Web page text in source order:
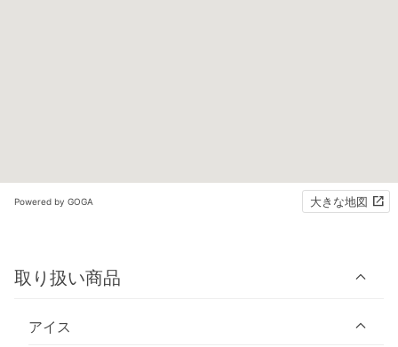
Powered by GOGA 大きな地図
取り扱い商品
アイス